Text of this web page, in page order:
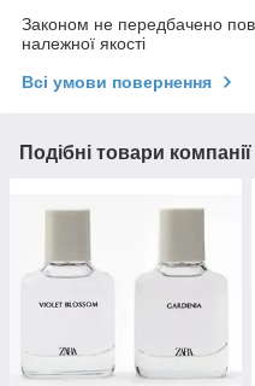
Законом не передбачено
належної якості
Всі умови повернення
Подібні товари компанії